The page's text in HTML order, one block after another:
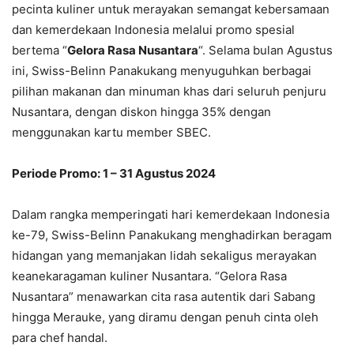
pecinta kuliner untuk merayakan semangat kebersamaan
dan kemerdekaan Indonesia melalui promo spesial
bertema “Gelora Rasa Nusantara“. Selama bulan Agustus
ini, Swiss-Belinn Panakukang menyuguhkan berbagai
pilihan makanan dan minuman khas dari seluruh penjuru
Nusantara, dengan diskon hingga 35% dengan
menggunakan kartu member SBEC.
Periode Promo: 1 – 31 Agustus 2024
Dalam rangka memperingati hari kemerdekaan Indonesia
ke-79, Swiss-Belinn Panakukang menghadirkan beragam
hidangan yang memanjakan lidah sekaligus merayakan
keanekaragaman kuliner Nusantara. “Gelora Rasa
Nusantara” menawarkan cita rasa autentik dari Sabang
hingga Merauke, yang diramu dengan penuh cinta oleh
para chef handal.